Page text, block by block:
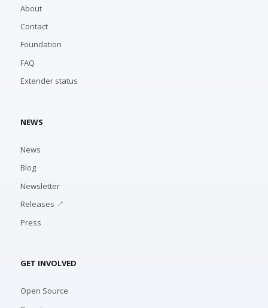
About
Contact
Foundation
FAQ
Extender status
NEWS
News
Blog
Newsletter
Releases ↗
Press
GET INVOLVED
Open Source